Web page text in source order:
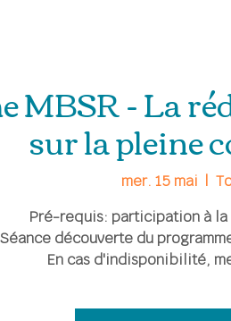
MBSR - La
sur la pleine
mer. 15 mai
  |
Pré-requis: participation à
découverte du
En cas d'indisponibilité,